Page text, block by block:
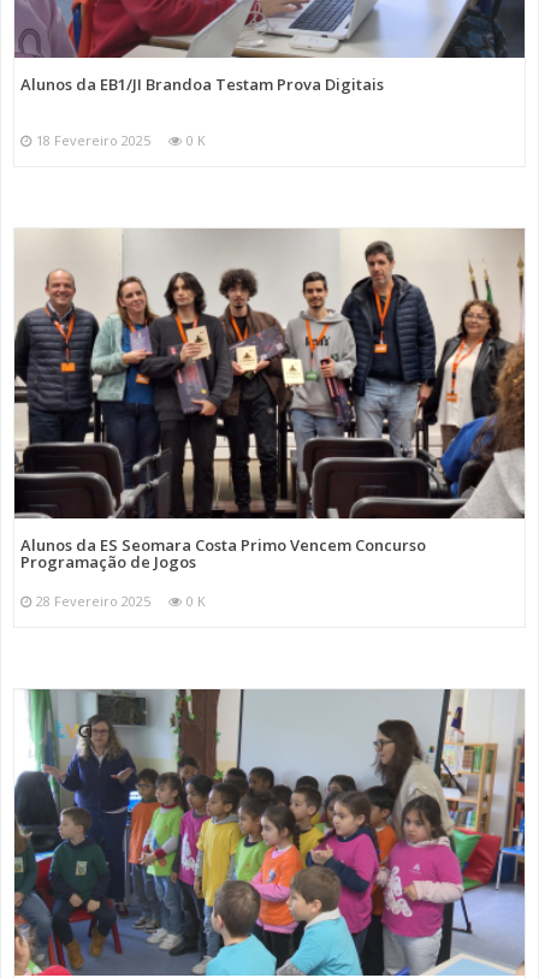
Alunos da EB1/JI Brandoa Testam Prova Digitais
18 Fevereiro 2025 0 K
Alunos da ES Seomara Costa Primo Vencem Concurso
Programação de Jogos
28 Fevereiro 2025 0 K